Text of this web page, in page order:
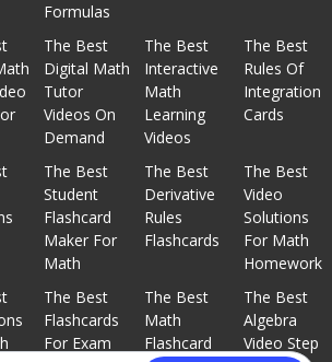
Formulas
The Best
Digital Math
Tutor
Videos On
Demand
The Best
Interactive
Math
Learning
Videos
The Best
Rules Of
Integration
Cards
The Best
Student
Flashcard
Maker For
Math
The Best
Derivative
Rules
Flashcards
The Best
Video
Solutions
For Math
Homework
The Best
Flashcards
For Exam
The Best
Math
Flashcard
The Best
Algebra
Video Step